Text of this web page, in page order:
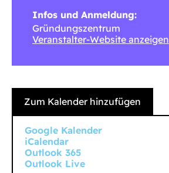
Infos und Anmeldung:
Gründungszentrum
Veranstalter-Website anzeigen
Zum Kalender hinzufügen
Google Kalender
iCalendar
Outlook 365
Outlook Live